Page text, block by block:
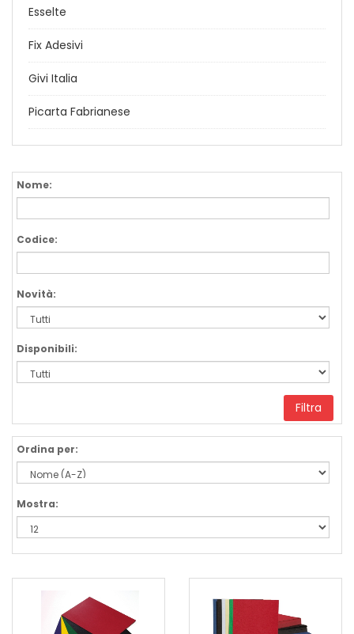
Esselte
Fix Adesivi
Givi Italia
Picarta Fabrianese
Nome:
Codice:
Novità:
Disponibili:
Filtra
Ordina per:
Mostra: